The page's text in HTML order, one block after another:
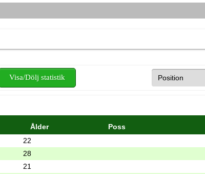
Visa/Dölj statistik
Ålder Poss
22
28
21